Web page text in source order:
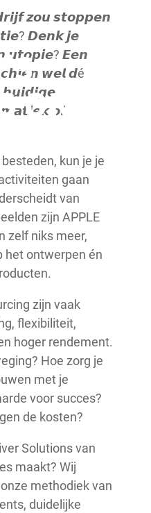
𝙯𝙤𝙪 𝙨𝙩𝙤𝙥𝙥𝙚𝙣
𝘿𝙚𝙣𝙠 𝙟𝙚
𝙪𝙩𝙤𝙥𝙞𝙚? 𝙀𝙚𝙣
𝙬𝙚𝙡 𝙙é
𝙤𝙛
kun je je
gaan
van
zijn APPLE
zelf niks meer,
het ontwerpen én
zijn vaak
flexibiliteit,
hoger rendement.
Hoe zorg je
met je
voor succes?
de kosten?
Solutions van
maakt? Wij
methodiek van
duidelijke